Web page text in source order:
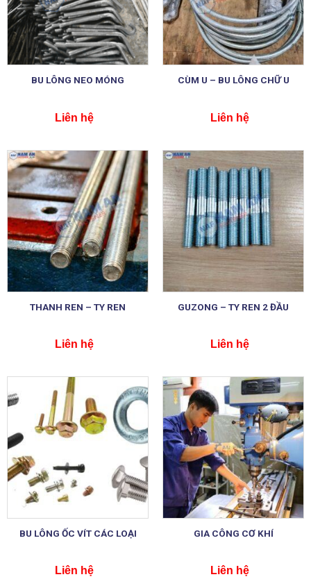
BU LÔNG NEO MÓNG
Liên hệ
CÙM U – BU LÔNG CHỮ U
Liên hệ
THANH REN – TY REN
Liên hệ
GUZONG – TY REN 2 ĐẦU
Liên hệ
BU LÔNG ỐC VÍT CÁC LOẠI
Liên hệ
GIA CÔNG CƠ KHÍ
Liên hệ